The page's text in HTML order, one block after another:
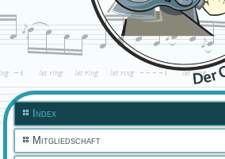
Index
Mitgliedschaft